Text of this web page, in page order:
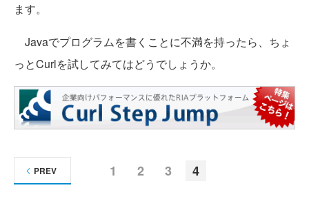
ます。
Javaでプログラムを書くことに不満を持ったら、ちょ
っとCurlを試してみてはどうでしょうか。
1 2 3 4
PREV